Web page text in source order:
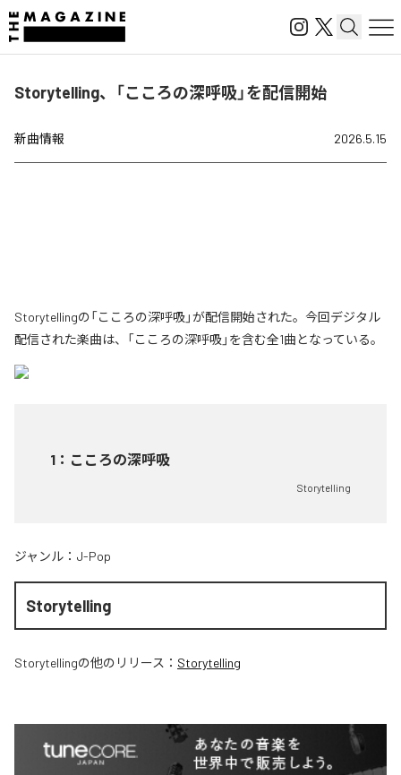
Storytelling、「こころの深呼吸」を配信開始
新曲情報 2026.5.15
Storytellingの「こころの深呼吸」が配信開始された。今回デジタル
配信された楽曲は、「こころの深呼吸」を含む全1曲となっている。
1 ： こころの深呼吸
Storytelling
ジャンル： J-Pop
Storytelling
Storytellingの他のリリース： Storytelling